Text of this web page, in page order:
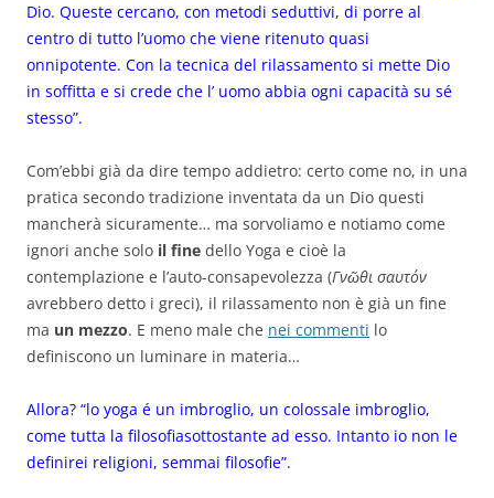
Dio. Queste cercano, con metodi seduttivi, di porre al
centro di tutto l’uomo che viene ritenuto quasi
onnipotente. Con la tecnica del rilassamento si mette Dio
in soffitta e si crede che l’ uomo abbia ogni capacità su sé
stesso”.
Com’ebbi già da dire tempo addietro: certo come no, in una
pratica secondo tradizione inventata da un Dio questi
mancherà sicuramente… ma sorvoliamo e notiamo come
ignori anche solo il fine dello Yoga e cioè la
contemplazione e l’auto-consapevolezza (Γνῶθι σαυτόν
avrebbero detto i greci), il rilassamento non è già un fine
ma un mezzo. E meno male che nei commenti lo
definiscono un luminare in materia…
Allora? “lo yoga é un imbroglio, un colossale imbroglio,
come tutta la filosofiasottostante ad esso. Intanto io non le
definirei religioni, semmai filosofie”.